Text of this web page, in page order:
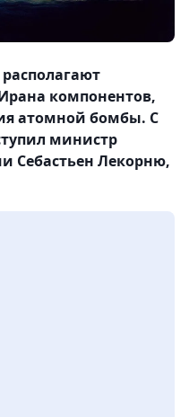
компонентов,
атомной бомбы. С
министр
Себастьен Лекорню,